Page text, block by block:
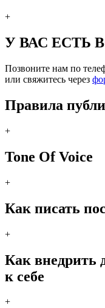
+
У ВАС ЕСТЬ
Позвоните нам по
или свяжитесь через
Правила
+
Tone Of Voice
+
Как писать
+
Как внедрить
к себе
+